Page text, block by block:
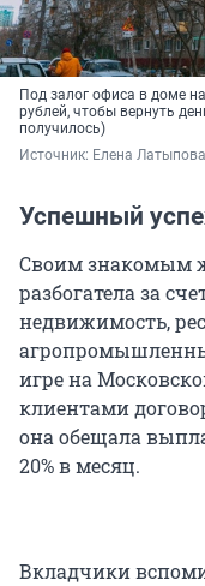
Под залог офиса в доме
рублей, чтобы вернуть
получилось)
Источник: Елена
Успешный
Своим знакомым
разбогатела за
недвижимость,
игре на
клиентами
она обещала
20% в месяц.
Вкладчики